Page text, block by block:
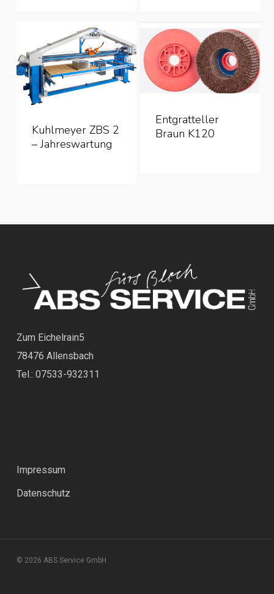
Kuhlmeyer ZBS 2
– Jahreswartung
Entgratteller
Braun K120
Zum Eichelrain5
78476 Allensbach
Tel.: 07533-932311
Impressum
Datenschutz
© 2026 ABS Service GmbH.